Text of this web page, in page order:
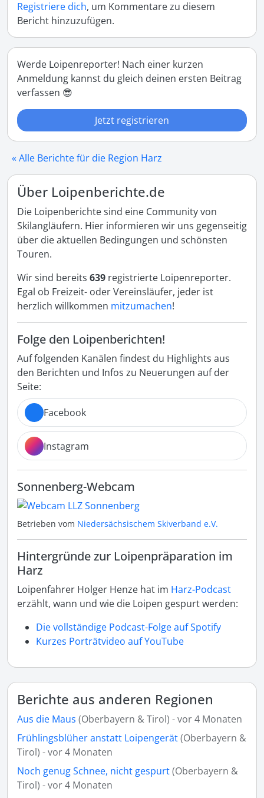
Registriere dich, um Kommentare zu diesem
Bericht hinzuzufügen.
Werde Loipenreporter! Nach einer kurzen
Anmeldung kannst du gleich deinen ersten Beitrag
verfassen 😎
Jetzt registrieren
« Alle Berichte für die Region Harz
Über Loipenberichte.de
Die Loipenberichte sind eine Community von
Skilangläufern. Hier informieren wir uns gegenseitig
über die aktuellen Bedingungen und schönsten
Touren.
Wir sind bereits 639 registrierte Loipenreporter.
Egal ob Freizeit- oder Vereinsläufer, jeder ist
herzlich willkommen mitzumachen!
Folge den Loipenberichten!
Auf folgenden Kanälen findest du Highlights aus
den Berichten und Infos zu Neuerungen auf der
Seite:
Facebook
Instagram
Sonnenberg-Webcam
Betrieben vom Niedersächsischem Skiverband e.V.
Hintergründe zur Loipenpräparation im
Harz
Loipenfahrer Holger Henze hat im Harz-Podcast
erzählt, wann und wie die Loipen gespurt werden:
Die vollständige Podcast-Folge auf Spotify
Kurzes Porträtvideo auf YouTube
Berichte aus anderen Regionen
Aus die Maus (Oberbayern & Tirol) - vor 4 Monaten
Frühlingsblüher anstatt Loipengerät(Oberbayern &
Tirol) - vor 4 Monaten
Noch genug Schnee, nicht gespurt(Oberbayern &
Tirol) - vor 4 Monaten